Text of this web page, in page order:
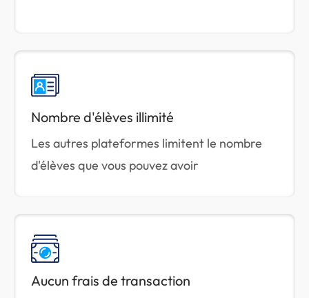
Nombre d'élèves illimité
Les autres plateformes limitent le nombre
d'élèves que vous pouvez avoir
Aucun frais de transaction